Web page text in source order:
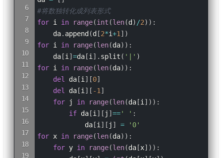
#将数独转化成列表形式
for i in range(int (len(d ) /2) ) :
    da
. append (d [2*i+1 ] )
for i in range(len(da) ) :
    da
[i ]=da [i ] . split ( '|' )
for i in range(len(da) ) :
del
da [i ] [0]
del
da [i ] [ -1 ]
for j in range(len(da [i ] ) ) :
if da [i ] [ j ]==' ' :
            da
[i ] [ j ] =
'0'
for x in range(len(da) ) :
for y in range(len(da [x] ) ) :